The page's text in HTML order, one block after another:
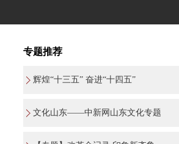
专题推荐
辉煌“十三五” 奋进“十四五”
文化山东——中新网山东文化专题